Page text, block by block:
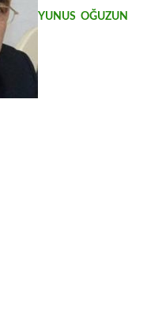
YUNUS OĞUZUN